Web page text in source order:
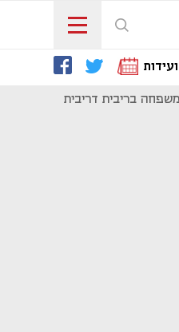
ועידות
משפחה בריבית דריבית